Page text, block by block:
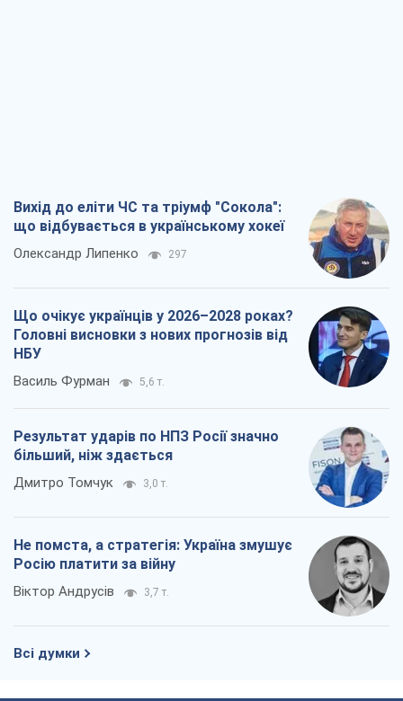
Вихід до еліти ЧС та тріумф "Сокола":
що відбувається в українському хокеї
Олександр Липенко 297
Що очікує українців у 2026–2028 роках?
Головні висновки з нових прогнозів від
НБУ
Василь Фурман 5,6 т.
Результат ударів по НПЗ Росії значно
більший, ніж здається
Дмитро Томчук 3,0 т.
Не помста, а стратегія: Україна змушує
Росію платити за війну
Віктор Андрусів 3,7 т.
Всі думки